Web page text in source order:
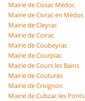
Mairie de Cissac Médoc
Mairie de Civrac en Médoc
Mairie de Cleyrac
Mairie de Coirac
Mairie de Coubeyrac
Mairie de Courpiac
Mairie de Cours les Bains
Mairie de Coutures
Mairie de Croignon
Mairie de Cubzac les Ponts